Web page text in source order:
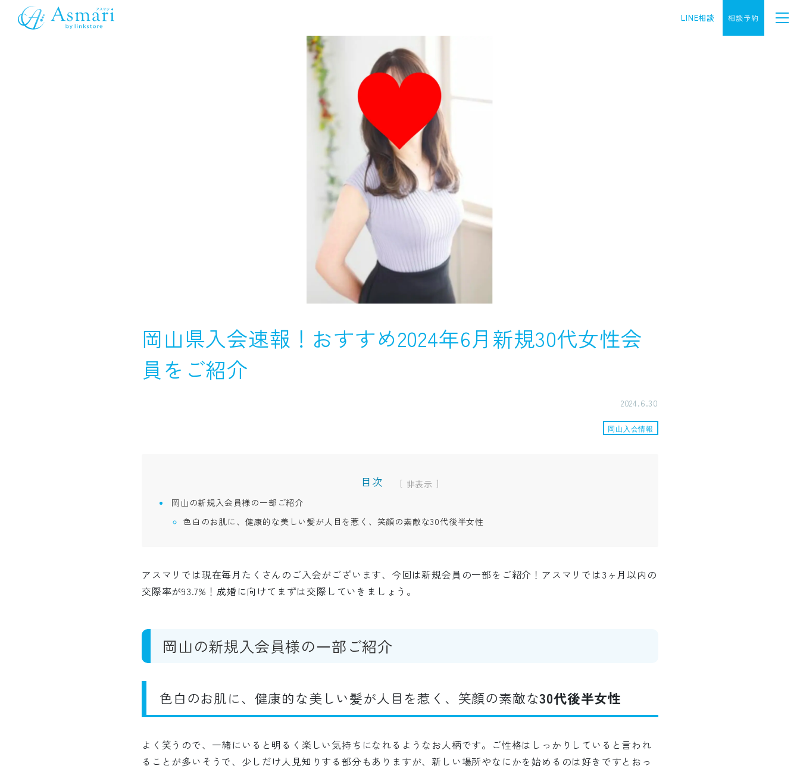
LINE相談 相談予約
岡山県入会速報！おすすめ2024年6月新規30代女性会
員をご紹介
2024.6.30
岡山入会情報
目次 [
]
岡山の新規入会員様の一部ご紹介
色白のお肌に、健康的な美しい髪が人目を惹く、笑顔の素敵な30代後半女性
アスマリでは現在毎月たくさんのご入会がございます、今回は新規会員の一部をご紹介！アスマリでは3ヶ月以内の
交際率が93.7%！成婚に向けてまずは交際していきましょう。
岡山の新規入会員様の一部ご紹介
色白のお肌に、健康的な美しい髪が人目を惹く、笑顔の素敵な30代後半女性
よく笑うので、一緒にいると明るく楽しい気持ちになれるようなお人柄です。ご性格はしっかりしていると言われ
ることが多いそうで、少しだけ人見知りする部分もありますが、新しい場所やなにかを始めるのは好きですとおっ